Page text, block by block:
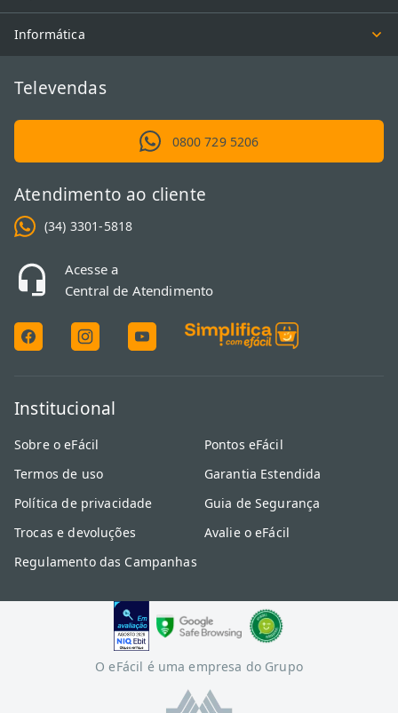
Informática
Televendas
0800 729 5206
Atendimento ao cliente
(34) 3301-5818
Acesse a
Central de Atendimento
Institucional
Sobre o eFácil
Termos de uso
Política de privacidade
Trocas e devoluções
Regulamento das Campanhas
Pontos eFácil
Garantia Estendida
Guia de Segurança
Avalie o eFácil
O eFácil é uma empresa do Grupo